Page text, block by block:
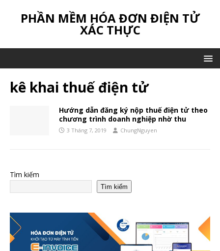
PHẦN MỀM HÓA ĐƠN ĐIỆN TỬ
XÁC THỰC
kê khai thuế điện tử
Hướng dẫn đăng ký nộp thuế điện tử theo
chương trình doanh nghiệp nhờ thu
3 Tháng 7, 2019 ChungNguyen
Tìm kiếm
Tìm kiếm